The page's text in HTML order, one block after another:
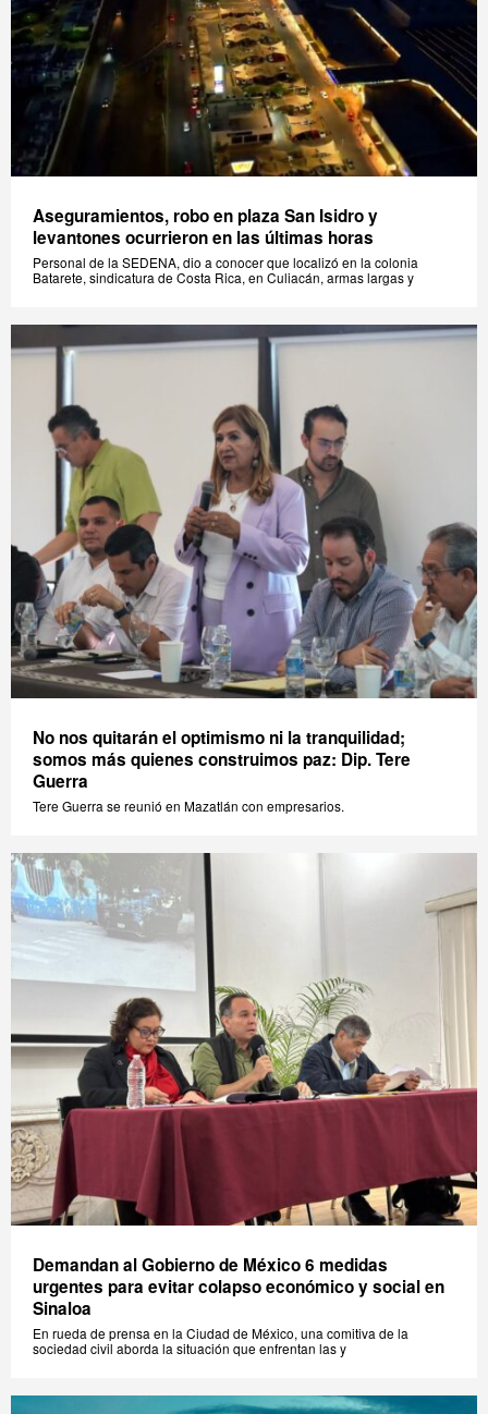
Aseguramientos, robo en plaza San Isidro y
levantones ocurrieron en las últimas horas
Personal de la SEDENA, dio a conocer que localizó en la colonia
Batarete, sindicatura de Costa Rica, en Culiacán, armas largas y
No nos quitarán el optimismo ni la tranquilidad;
somos más quienes construimos paz: Dip. Tere
Guerra
Tere Guerra se reunió en Mazatlán con empresarios.
Demandan al Gobierno de México 6 medidas
urgentes para evitar colapso económico y social en
Sinaloa
En rueda de prensa en la Ciudad de México, una comitiva de la
sociedad civil aborda la situación que enfrentan las y